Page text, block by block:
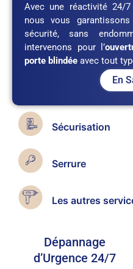
Avec une réactivité 24/
nous vous
sécurité, sans
intervenons pour l’
porte blindée avec tout
En
Sécurisation
Serrure
Les autres
Dépannage
d’Urgence 24/7